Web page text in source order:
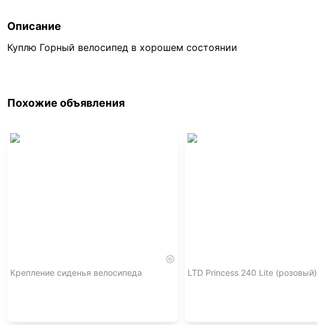
Описание
Куплю Горный велосипед в хорошем состоянии
Похожие объявления
Крепление сиденья велосипеда LTD Princess 240 Lite (розовый)